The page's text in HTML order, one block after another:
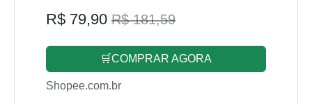
R$ 79,90 R$ 181,59
🛒COMPRAR AGORA
Shopee.com.br